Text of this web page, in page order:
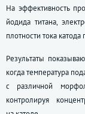
На эффективность
йодида титана,
плотности тока
Результаты
когда температура
с различной
контролируя